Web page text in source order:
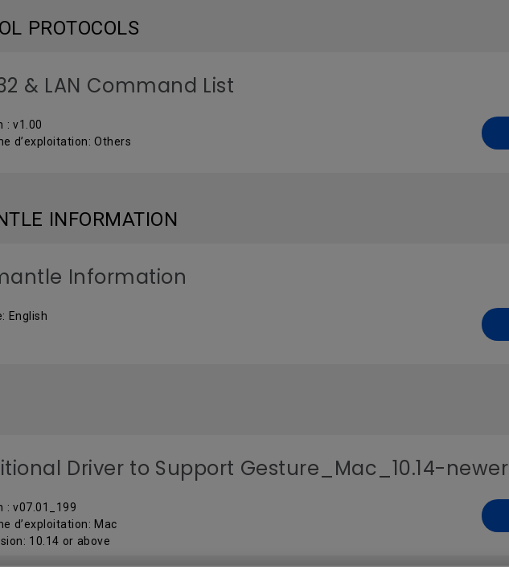
PROTOCOLS
& LAN Command List
: v1.00
d’exploitation: Others
INFORMATION
Information
English
Driver to Support Gesture_Mac_10.14-newer
: v07.01_199
d’exploitation: Mac
10.14 or above